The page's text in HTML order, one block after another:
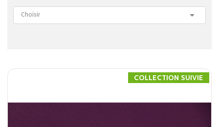
Choisir 
COLLECTION SUIVIE